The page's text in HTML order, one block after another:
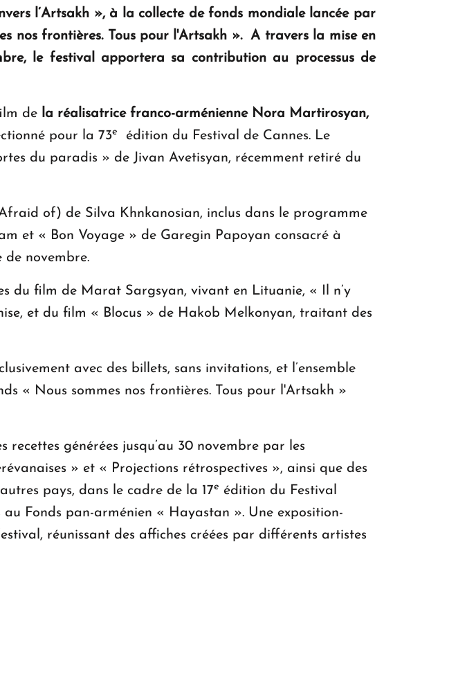
l’Artsakh », à la collecte de fonds mondiale lancée par
nos frontières. Tous pour l'Artsakh ». A travers la mise en
le festival apportera sa contribution au processus de
de la réalisatrice franco-arménienne Nora Martirosyan,
pour la 73e
édition du Festival de Cannes. Le
du paradis » de Jivan Avetisyan, récemment retiré du
of) de Silva Khnkanosian, inclus dans le programme
et « Bon Voyage » de Garegin Papoyan consacré à
novembre.
du film de Marat Sargsyan, vivant en Lituanie, « Il n’y
et du film « Blocus » de Hakob Melkonyan, traitant des
avec des billets, sans invitations, et l’ensemble
« Nous sommes nos frontières. Tous pour l'Artsakh »
générées jusqu’au 30 novembre par les
» et « Projections rétrospectives », ainsi que des
pays, dans le cadre de la 17e édition du Festival
Fonds pan-arménien « Hayastan ». Une exposition-
réunissant des affiches créées par différents artistes